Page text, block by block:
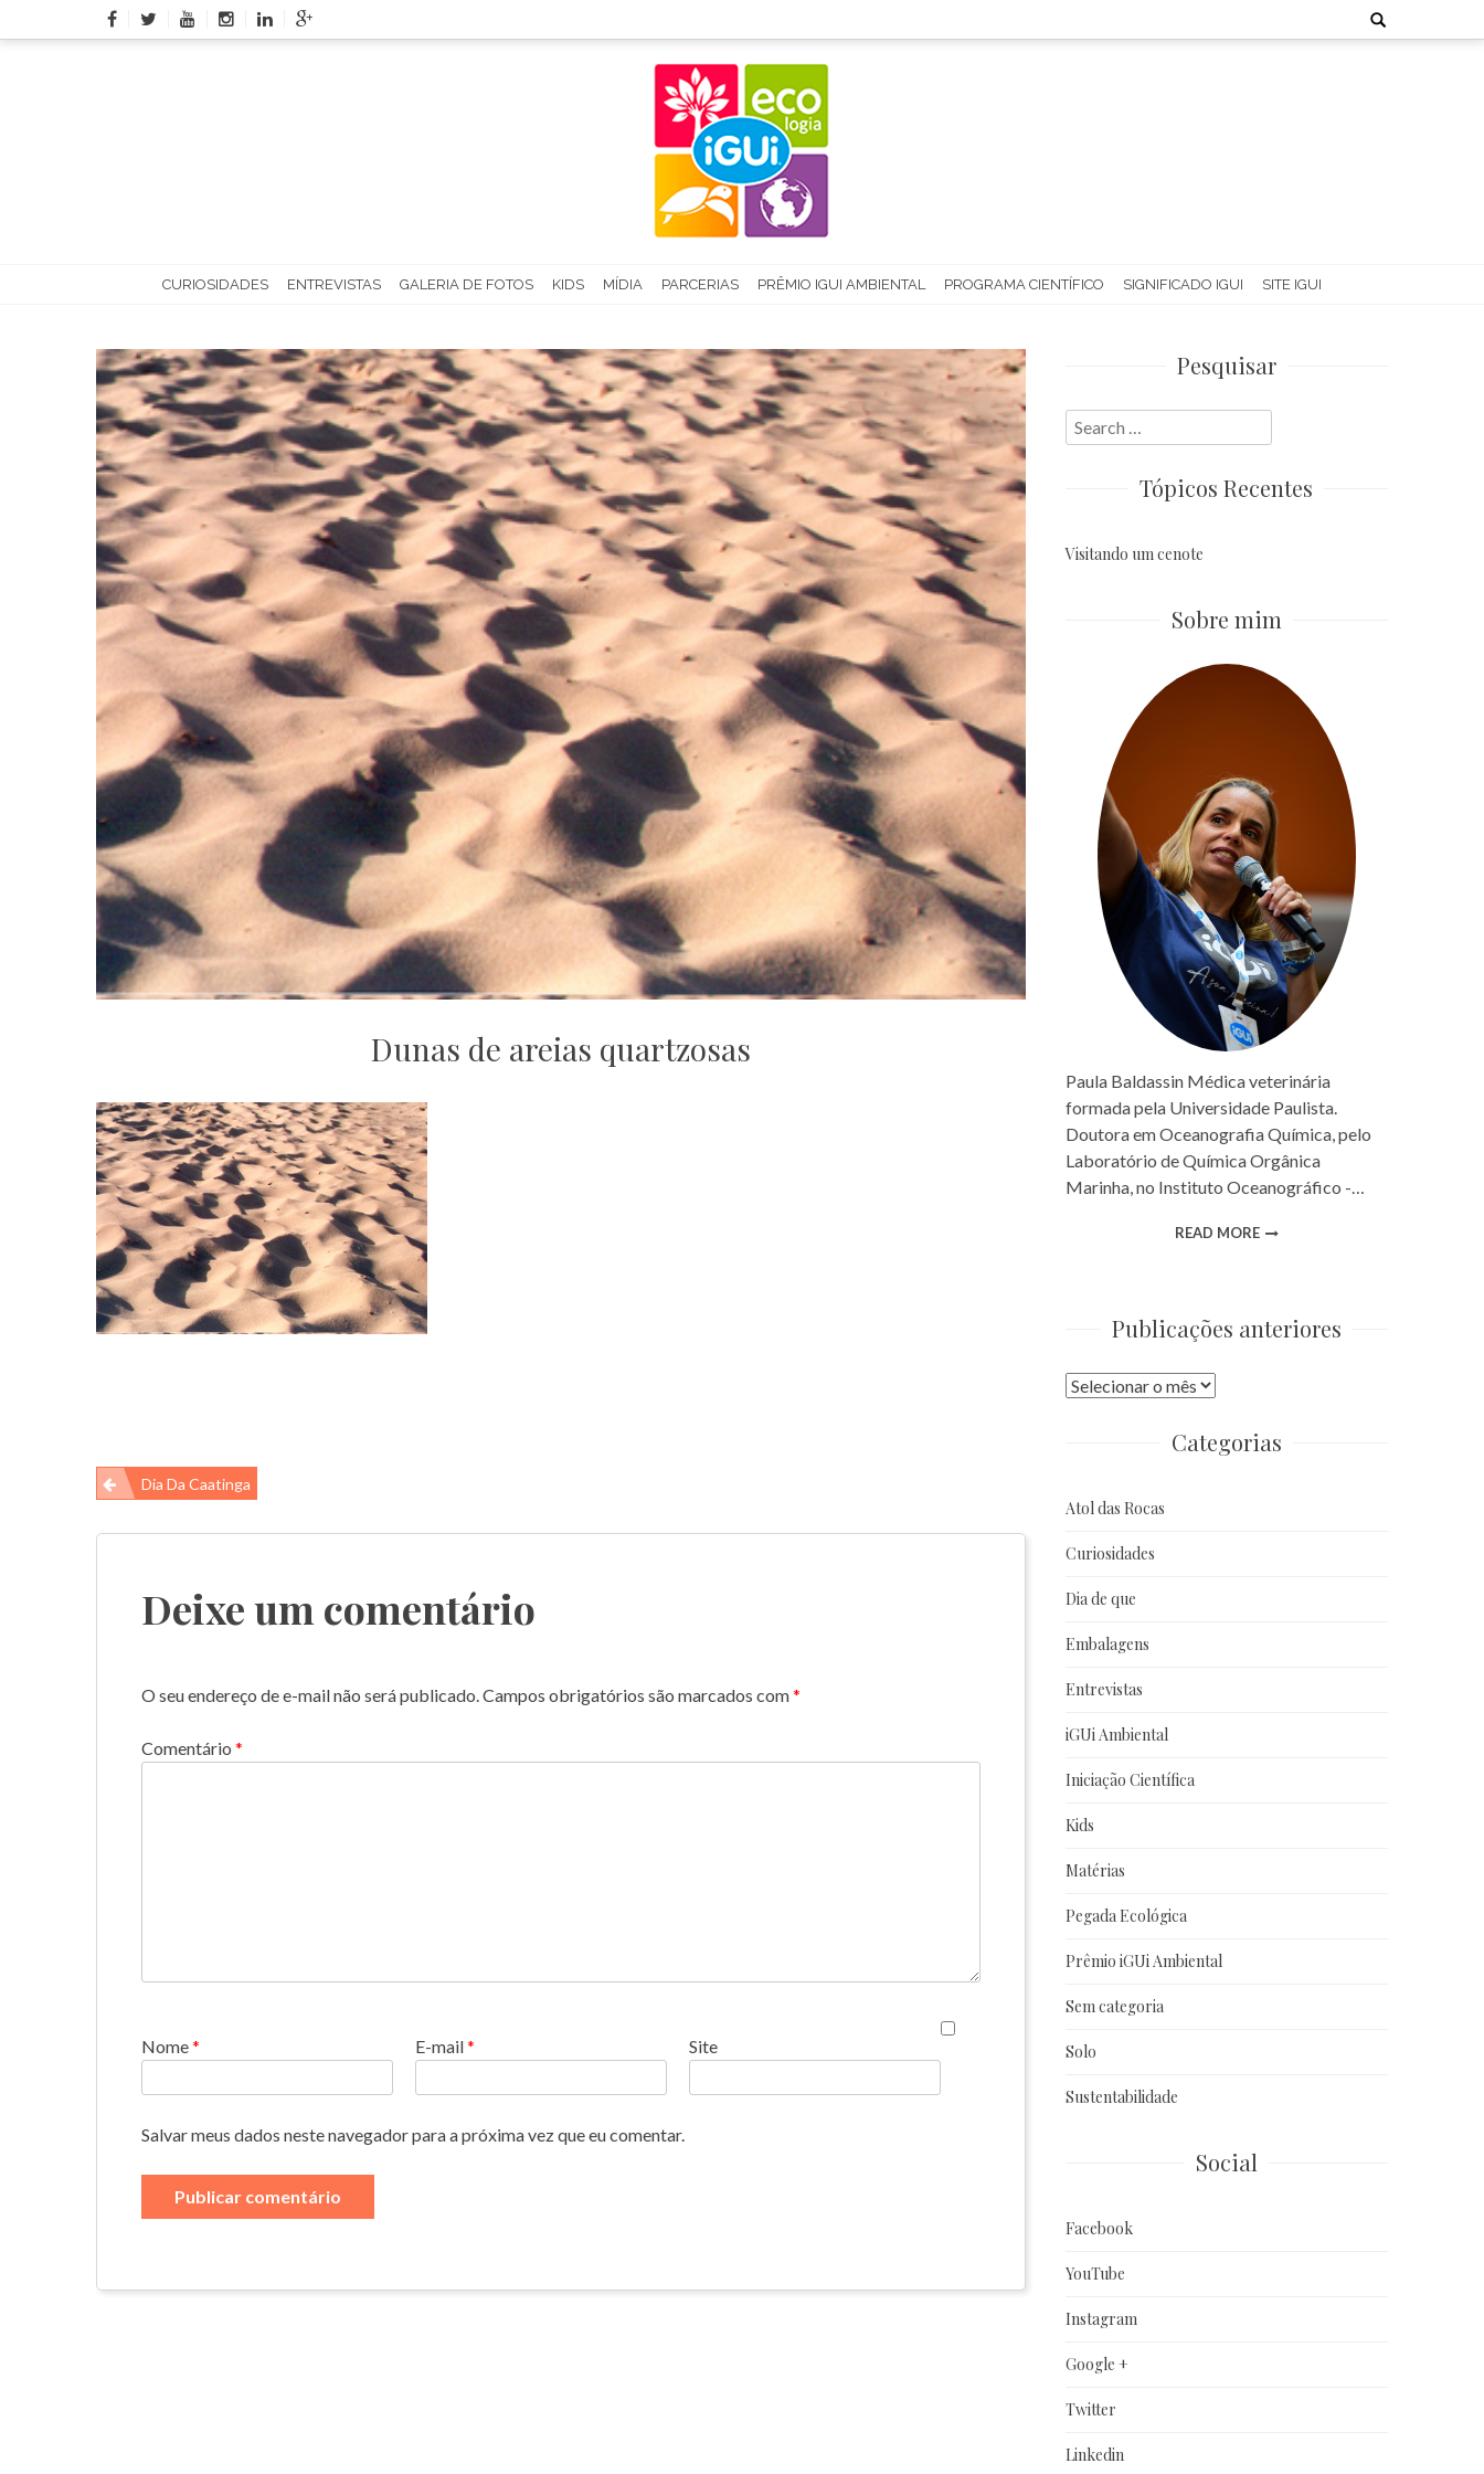
to
Search
for:
CURIOSIDADES ENTREVISTAS GALERIA DE FOTOS KIDS MÍDIA PARCERIAS PRÊMIO IGUI AMBIENTAL PROGRAMA CIENTÍFICO SIGNIFICADO IGUI SITE IGUI
Dunas de areias quartzosas
Navegação
de
Dia Da Caatinga
Deixe um comentário
O seu endereço de e-mail não será publicado. Campos obrigatórios são marcados com*
Comentário *
Nome* E-mail* Site
Salvar meus dados neste navegador para a próxima vez que eu comentar.
Pesquisar
Search
for:
Tópicos Recentes
Visitando um cenote
Sobre mim
Paula Baldassin Médica veterinária
formada pela Universidade Paulista.
Doutora em Oceanografia Química, pelo
Laboratório de Química Orgânica
Marinha, no Instituto Oceanográfico -…
READ MORE
Publicações anteriores
Publicações
Categorias
Atol das Rocas
Curiosidades
Dia de que
Embalagens
Entrevistas
iGUi Ambiental
Iniciação Científica
Kids
Matérias
Pegada Ecológica
Prêmio iGUi Ambiental
Sem categoria
Solo
Sustentabilidade
Social
Facebook
YouTube
Instagram
Google +
Twitter
Linkedin